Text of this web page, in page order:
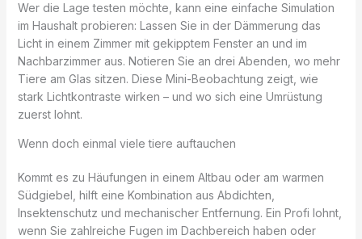
Wer die Lage testen möchte, kann eine einfache Simulation
im Haushalt probieren: Lassen Sie in der Dämmerung das
Licht in einem Zimmer mit gekipptem Fenster an und im
Nachbarzimmer aus. Notieren Sie an drei Abenden, wo mehr
Tiere am Glas sitzen. Diese Mini-Beobachtung zeigt, wie
stark Lichtkontraste wirken – und wo sich eine Umrüstung
zuerst lohnt.
Wenn doch einmal viele tiere auftauchen
Kommt es zu Häufungen in einem Altbau oder am warmen
Südgiebel, hilft eine Kombination aus Abdichten,
Insektenschutz und mechanischer Entfernung. Ein Profi lohnt,
wenn Sie zahlreiche Fugen im Dachbereich haben oder